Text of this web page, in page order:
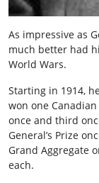
As impressive as
much better had
World Wars.
Starting in 1914,
won one
once and third
General’s Prize
Grand Aggregate
each.